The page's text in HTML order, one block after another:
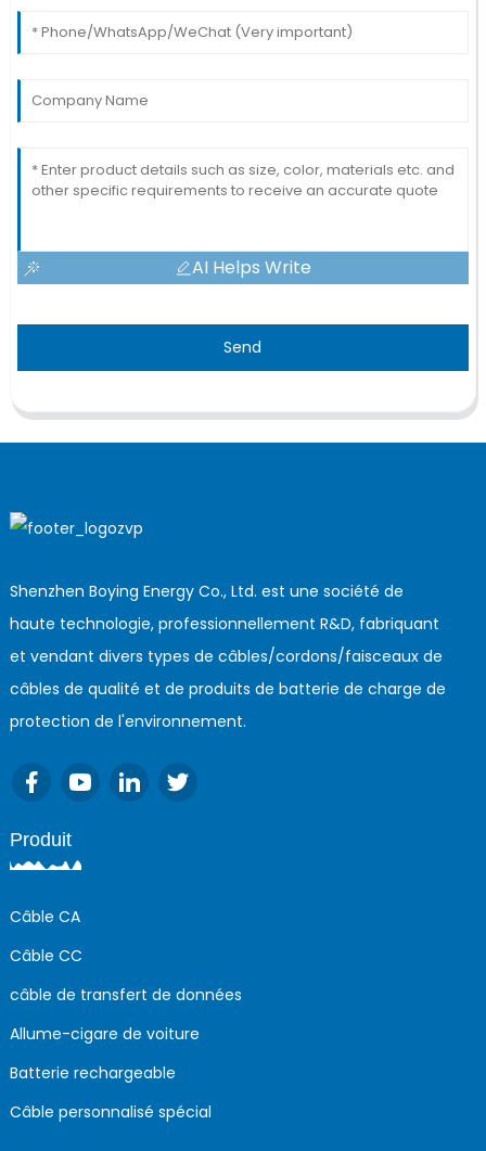
AI Helps Write
Send
Shenzhen Boying Energy Co., Ltd. est une société de
haute technologie, professionnellement R&D, fabriquant
et vendant divers types de câbles/cordons/faisceaux de
câbles de qualité et de produits de batterie de charge de
protection de l'environnement.
Produit
Câble CA
Câble CC
câble de transfert de données
Allume-cigare de voiture
Batterie rechargeable
Câble personnalisé spécial